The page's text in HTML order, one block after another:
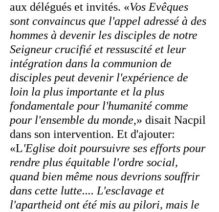
aux délégués et invités. «Vos Evêques
sont convaincus que l'appel adressé à des
hommes à devenir les disciples de notre
Seigneur crucifié et ressuscité et leur
intégration dans la communion de
disciples peut devenir l'expérience de
loin la plus importante et la plus
fondamentale pour l'humanité comme
pour l'ensemble du monde,» disait Nacpil
dans son intervention. Et d'ajouter:
«L'Eglise doit poursuivre ses efforts pour
rendre plus équitable l'ordre social,
quand bien même nous devrions souffrir
dans cette lutte.... L'esclavage et
l'apartheid ont été mis au pilori, mais le